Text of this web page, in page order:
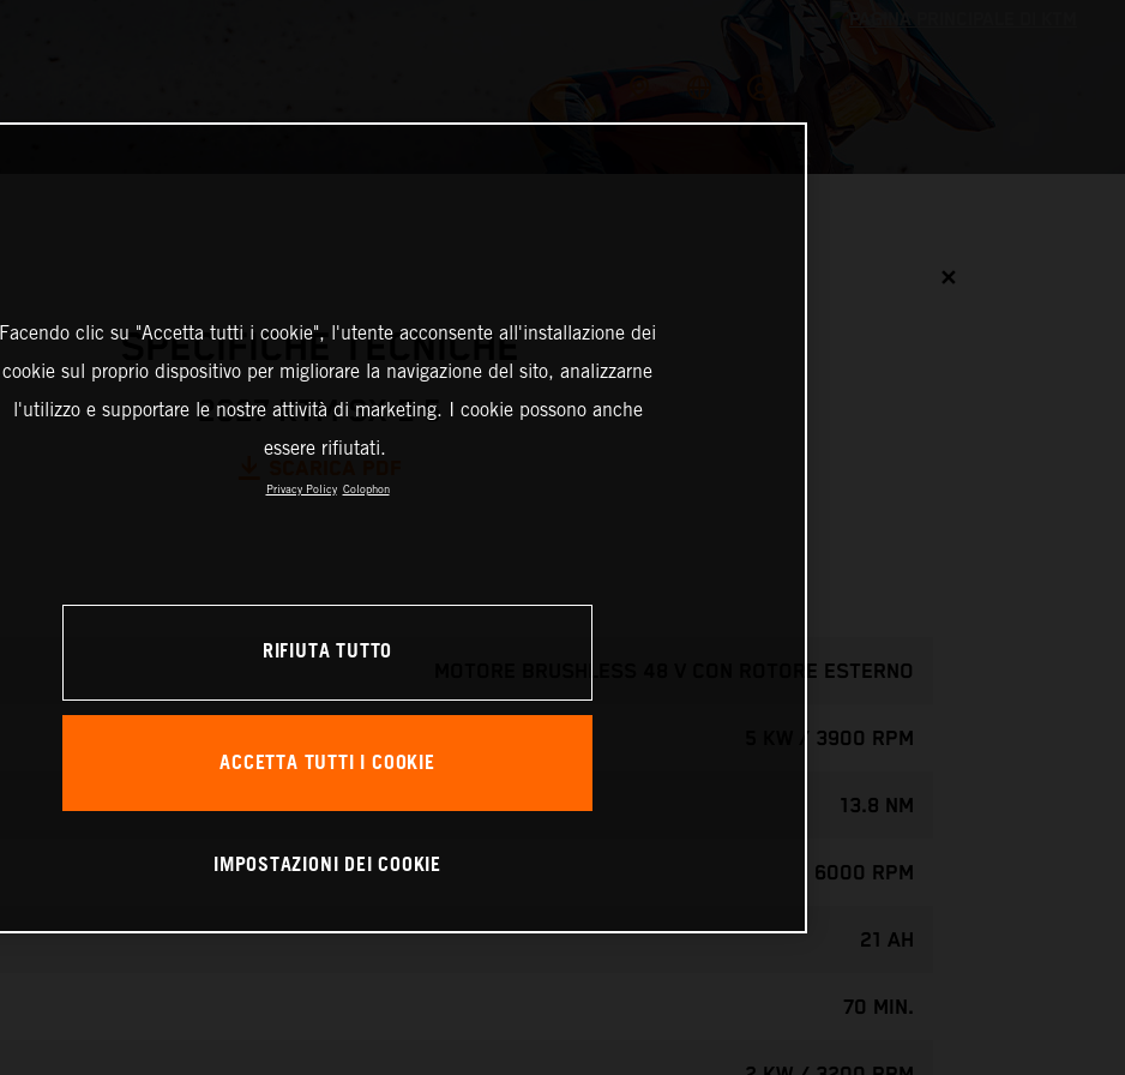
✕
SPECIFICHE TECNICHE
2027 KTM SX-E 5
MOTORE BRUSHLESS 48 V CON ROTORE ESTERNO
5 KW / 3900 RPM
13.8 NM
6000 RPM
21 AH
70 MIN.
Facendo clic su "Accetta tutti i cookie", l'utente acconsente all'installazione dei
cookie sul proprio dispositivo per migliorare la navigazione del sito, analizzarne
l'utilizzo e supportare le nostre attività di marketing. I cookie possono anche
essere rifiutati.
Privacy Policy Colophon
RIFIUTA TUTTO
ACCETTA TUTTI I COOKIE
IMPOSTAZIONI DEI COOKIE